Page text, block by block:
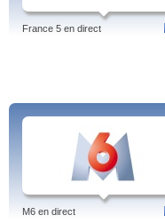
France 5 en direct
M6 en direct